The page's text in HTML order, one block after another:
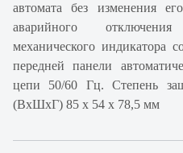
автомата без изменения
аварийного
механического индикатора
передней панели
цепи 50/60 Гц. Степень
(ВхШхГ) 85 х 54 х 78,5 мм